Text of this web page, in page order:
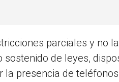
parciales y no
de leyes,
presencia de